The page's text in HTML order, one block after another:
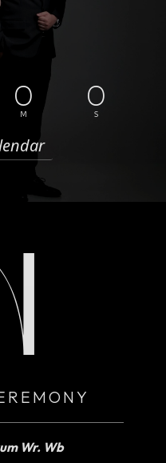
0
M
0
S
Wr. Wb